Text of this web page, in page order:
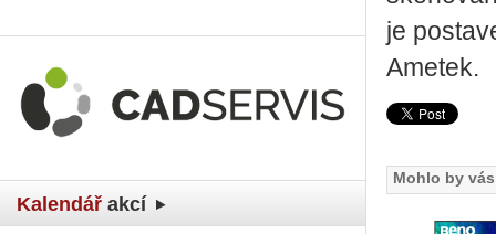
Kalendář akcí
je
Ametek.
Mohlo by